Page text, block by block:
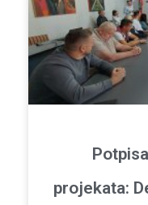
projekata: